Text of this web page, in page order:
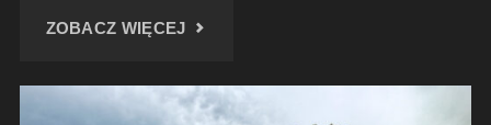
ZOBACZ WIĘCEJ"PŁAWNIOWICE